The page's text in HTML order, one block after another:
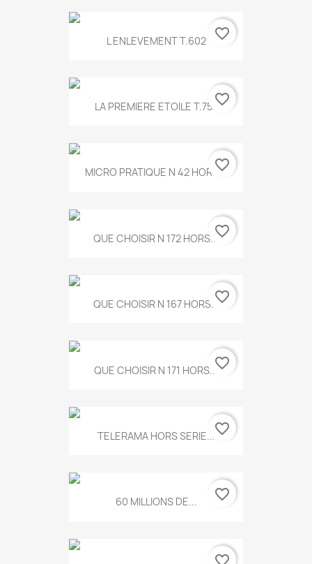
L ENLEVEMENT T.602 favorite_border
LA PREMIERE ETOILE T.755favorite_border
MICRO PRATIQUE N 42 HORS...
favorite_border
QUE CHOISIR N 172 HORS...favorite_border
QUE CHOISIR N 167 HORS...favorite_border
QUE CHOISIR N 171 HORS...favorite_border
TELERAMA HORS SERIE...favorite_border
60 MILLIONS DE... favorite_border
favorite_border